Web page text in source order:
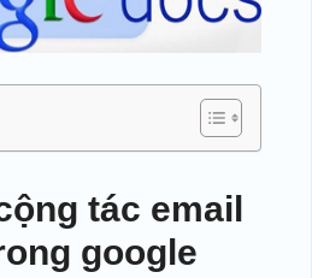
tác email
google